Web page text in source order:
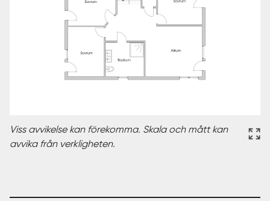
Viss avvikelse kan förekomma. Skala och mått kan
avvika från verkligheten.